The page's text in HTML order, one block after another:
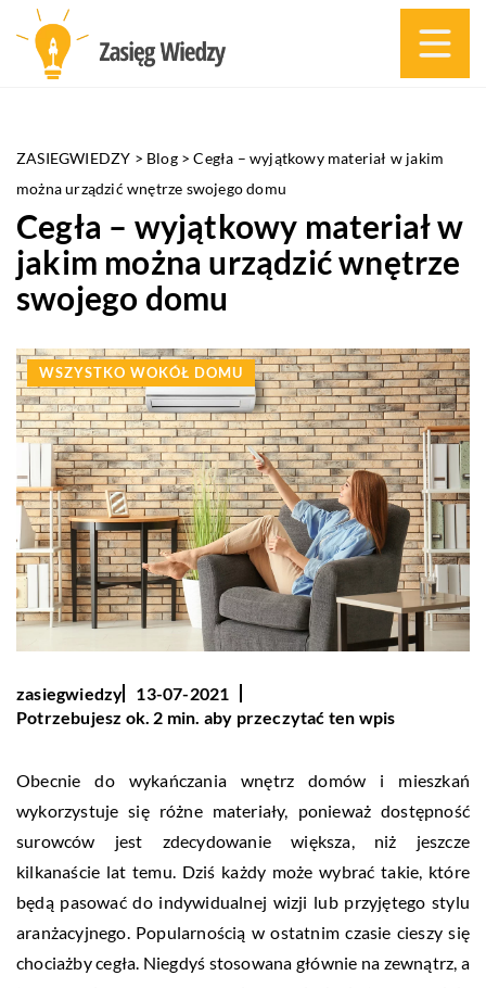
ZASIEGWIEDZY > Blog>Cegła – wyjątkowy materiał w jakim
można urządzić wnętrze swojego domu
Cegła – wyjątkowy materiał w
jakim można urządzić wnętrze
swojego domu
WSZYSTKO WOKÓŁ DOMU
zasiegwiedzy
13-07-2021
Potrzebujesz ok. 2 min. aby przeczytać ten wpis
Obecnie do wykańczania wnętrz domów i mieszkań
wykorzystuje się różne materiały, ponieważ dostępność
surowców jest zdecydowanie większa, niż jeszcze
kilkanaście lat temu. Dziś każdy może wybrać takie, które
będą pasować do indywidualnej wizji lub przyjętego stylu
aranżacyjnego. Popularnością w ostatnim czasie cieszy się
chociażby cegła. Niegdyś stosowana głównie na zewnątrz, a